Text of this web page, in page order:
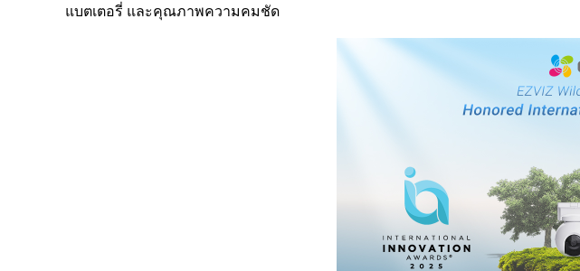
แบตเตอรี่ และคุณภาพความคมชัด